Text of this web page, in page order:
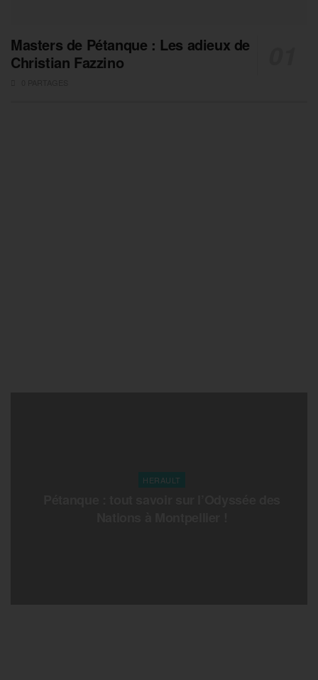
Masters de Pétanque : Les adieux de
Christian Fazzino
HERAULT